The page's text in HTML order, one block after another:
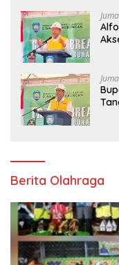
Berita Olahraga